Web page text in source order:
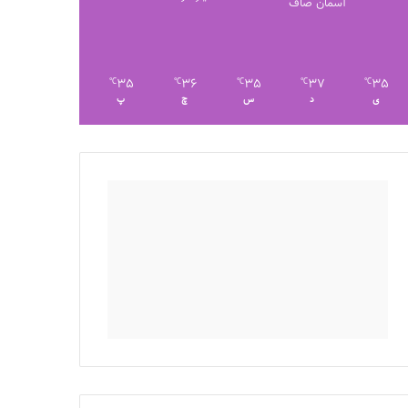
آسمان صاف
35
℃
ی
37
℃
د
35
℃
س
36
℃
چ
35
℃
پ